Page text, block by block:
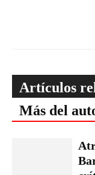
Artículos
Más del